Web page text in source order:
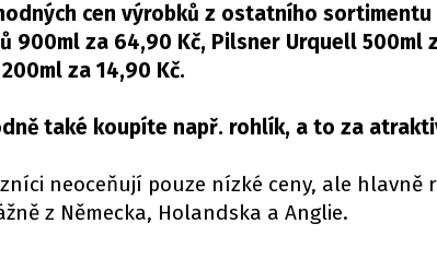
cen výrobků z ostatního
900ml za 64,90 Kč, Pilsner Urquell 500ml
za 14,90 Kč.
také koupíte např. rohlík, a to za
neoceňují pouze nízké ceny, ale
z Německa, Holandska a Anglie.